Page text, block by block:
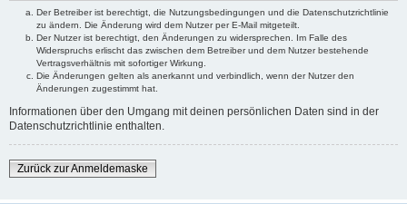
Der Betreiber ist berechtigt, die Nutzungsbedingungen und die Datenschutzrichtlinie
zu ändern. Die Änderung wird dem Nutzer per E-Mail mitgeteilt.
Der Nutzer ist berechtigt, den Änderungen zu widersprechen. Im Falle des
Widerspruchs erlischt das zwischen dem Betreiber und dem Nutzer bestehende
Vertragsverhältnis mit sofortiger Wirkung.
Die Änderungen gelten als anerkannt und verbindlich, wenn der Nutzer den
Änderungen zugestimmt hat.
Informationen über den Umgang mit deinen persönlichen Daten sind in der
Datenschutzrichtlinie enthalten.
Zurück zur Anmeldemaske